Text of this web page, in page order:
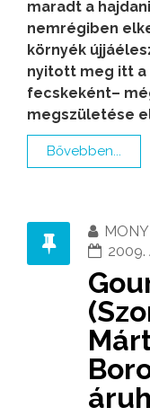
maradt a
nemrégiben
környék
nyitott meg itt a
fecskeként–
megszületése
Bővebben...
2009.